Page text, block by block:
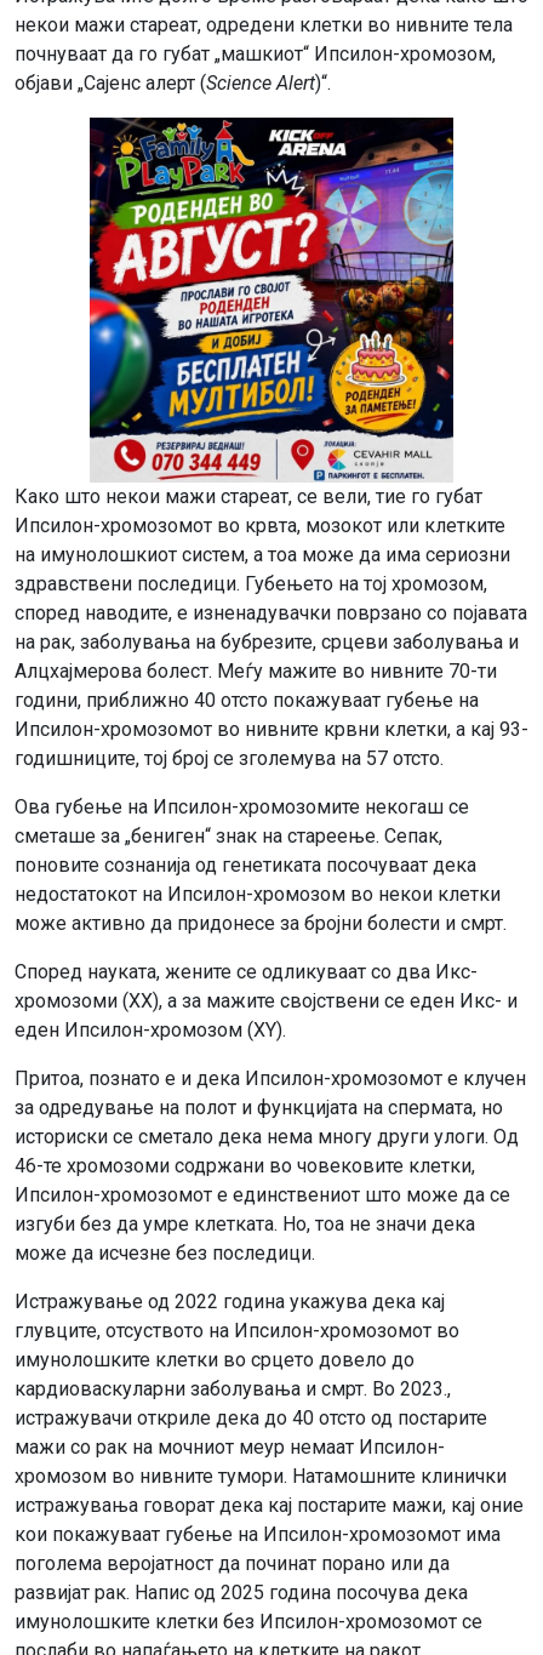
некои мажи стареат, одредени клетки во нивните тела
почнуваат да го губат „машкиот“ Ипсилон-хромозом,
објави „Сајенс алерт (Science Alert)“.
Како што некои мажи стареат, се вели, тие го губат
Ипсилон-хромозомот во крвта, мозокот или клетките
на имунолошкиот систем, а тоа може да има сериозни
здравствени последици. Губењето на тој хромозом,
според наводите, е изненадувачки поврзано со појавата
на рак, заболувања на бубрезите, срцеви заболувања и
Алцхајмерова болест. Меѓу мажите во нивните 70-ти
години, приближно 40 отсто покажуваат губење на
Ипсилон-хромозомот во нивните крвни клетки, а кај 93-
годишниците, тој број се зголемува на 57 отсто.
Ова губење на Ипсилон-хромозомите некогаш се
сметаше за „бениген“ знак на стареење. Сепак,
поновите сознанија од генетиката посочуваат дека
недостатокот на Ипсилон-хромозом во некои клетки
може активно да придонесе за бројни болести и смрт.
Според науката, жените се одликуваат со два Икс-
хромозоми (XX), а за мажите својствени се еден Икс- и
еден Ипсилон-хромозом (XY).
Притоа, познато е и дека Ипсилон-хромозомот е клучен
за одредување на полот и функцијата на спермата, но
историски се сметало дека нема многу други улоги. Од
46-те хромозоми содржани во човековите клетки,
Ипсилон-хромозомот е единствениот што може да се
изгуби без да умре клетката. Но, тоа не значи дека
може да исчезне без последици.
Истражување од 2022 година укажува дека кај
глувците, отсуството на Ипсилон-хромозомот во
имунолошките клетки во срцето довело до
кардиоваскуларни заболувања и смрт. Во 2023.,
истражувачи откриле дека до 40 отсто од постарите
мажи со рак на мочниот меур немаат Ипсилон-
хромозом во нивните тумори. Натамошните клинички
истражувања говорат дека кај постарите мажи, кај оние
кои покажуваат губење на Ипсилон-хромозомот има
поголема веројатност да починат порано или да
развијат рак. Напис од 2025 година посочува дека
имунолошките клетки без Ипсилон-хромозомот се